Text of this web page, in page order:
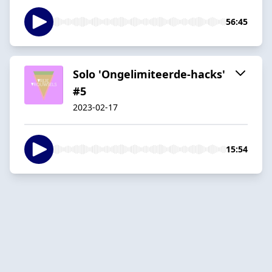
56:45
Solo 'Ongelimiteerde-hacks'
#5
2023-02-17
15:54